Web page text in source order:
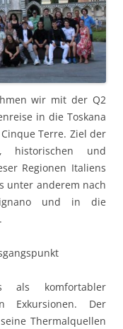
wir mit der Q2
in die Toskana
Terre. Ziel der
historischen und
Regionen Italiens
unter anderem nach
und in die
als komfortabler
Exkursionen. Der
Thermalquellen